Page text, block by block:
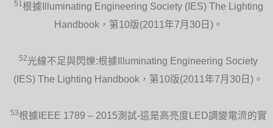
51 根據Illuminating Engineering Society (IES) The Lighting
Handbook，第10版(2011年7月30日)。
52光線不足與閃爍:根據Illuminating Engineering Society
(IES) The Lighting Handbook，第10版(2011年7月30日)。
53根據IEEE 1789 – 2015測試-這是高亮度LED調變電流的實